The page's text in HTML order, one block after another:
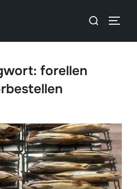
forellen